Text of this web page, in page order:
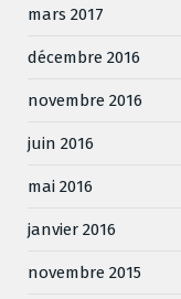
mars 2017
décembre 2016
novembre 2016
juin 2016
mai 2016
janvier 2016
novembre 2015